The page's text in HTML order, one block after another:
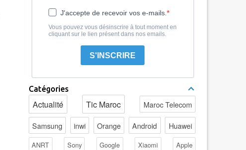
J'accepte de recevoir vos e-mails.
Vous pouvez vous désinscrire à tout moment en
cliquant sur le lien présent dans nos emails.
S'INSCRIRE
Catégories
Actualité Tic Maroc Maroc Telecom
Samsung inwi Orange Android Huawei
ANRT Sony Google Xiaomi
Apple